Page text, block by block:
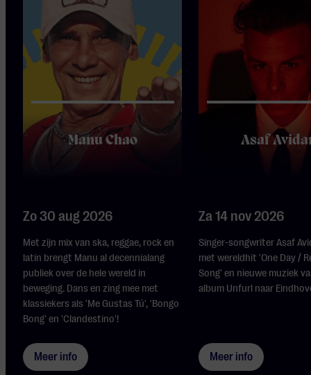
Manu Chao
Zo 30 aug 2026
Met zijn mix van ska, reggae, rock en
latin brengt Manu al decennialang
publiek over de hele wereld in
beweging. Dans en zing mee met
klassiekers als 'Me Gustas Tú', 'Bongo
Bong' en 'Clandestino'!
Meer info
Asaf
Za 14 nov 2026
Singer-songwriter Asaf
met wereldhit 'One Day /
Song' en nieuwe muziek
album Unfurl naar
Meer info